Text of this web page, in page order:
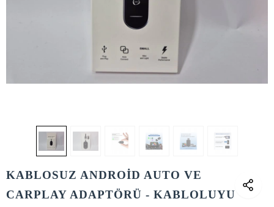
KABLOSUZ ANDROİD AUTO VE
CARPLAY ADAPTÖRÜ - KABLOLUYU